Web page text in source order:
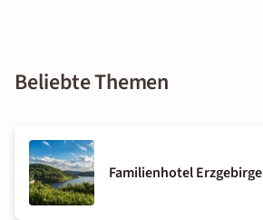
Beliebte Themen
Familienhotel Erzgebirge